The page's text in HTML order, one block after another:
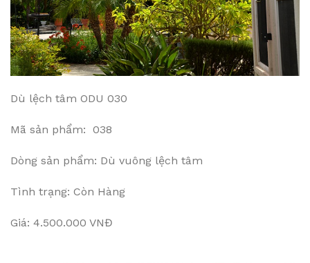
Dù lệch tâm ODU 030
Mã sản phẩm: 038
Dòng sản phẩm: Dù vuông lệch tâm
Tình trạng: Còn Hàng
Giá: 4.500.000 VNĐ